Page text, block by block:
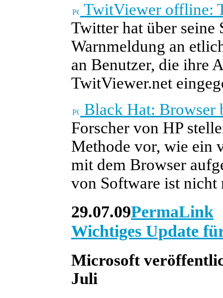
TwitViewer offline:
Twitter hat über seine
Warnmeldung an
an Benutzer, die ihre
TwitViewer.net
Black Hat: Browser
Forscher von HP
Methode vor, wie ein
mit dem Browser
von Software ist nicht
29.07.09PermaLink
Wichtiges Update
Microsoft
Juli